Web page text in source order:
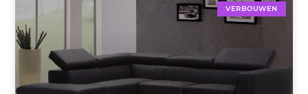
VERBOUWEN